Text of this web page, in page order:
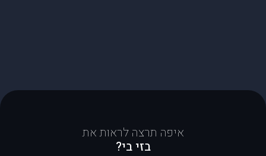
איפה תרצה לראות את
בזי בי?